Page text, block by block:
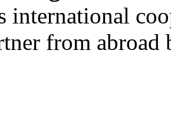
international
from abroad